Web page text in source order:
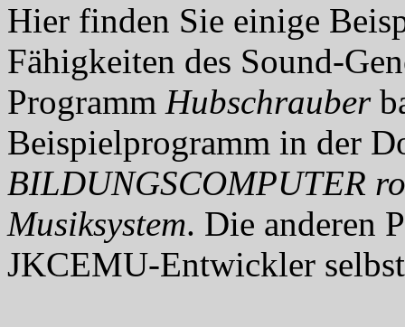
Hier finden Sie einige
Fähigkeiten des Sound-
Programm Hubschrauber
Beispielprogramm in der
BILDUNGSCOMPUTER
Musiksystem. Die anderen
JKCEMU-Entwickler